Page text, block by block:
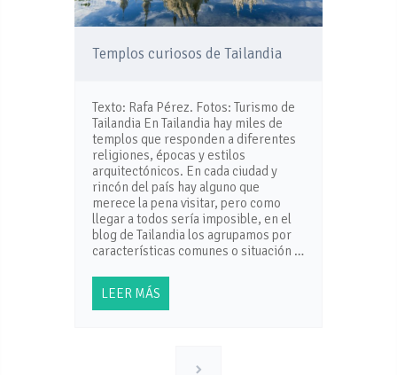
Templos curiosos de Tailandia
Texto: Rafa Pérez. Fotos: Turismo de
Tailandia En Tailandia hay miles de
templos que responden a diferentes
religiones, épocas y estilos
arquitectónicos. En cada ciudad y
rincón del país hay alguno que
merece la pena visitar, pero como
llegar a todos sería imposible, en el
blog de Tailandia los agrupamos por
características comunes o situación …
LEER MÁS